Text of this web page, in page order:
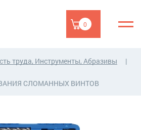
0
труда, Инструменты, Абразивы
СЛОМАННЫХ ВИНТОВ